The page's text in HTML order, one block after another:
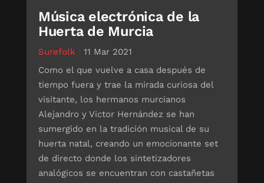
Música electrónica de la
Huerta de Murcia
Surefolk
11 Mar 2021
Como el que vuelve a casa después de
tiempo fuera y trae la mirada curiosa del
visitante, los hermanos murcianos
Alejandro y Victor Hernández se han
sumergido en la tradición musical de su
huerta natal, creando un emocionante set
de directo donde los sintetizadores
analógicos se encuentran con castañetas